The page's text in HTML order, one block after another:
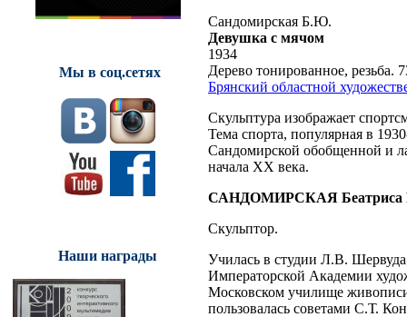
Мы в соц.сетях
Наши награды
Сандомирская Б.Ю.
Девушка с мячом
1934
Дерево тонированное, резьба.
Брянский областной
Скульптура изображает
Тема спорта, популярная в
Сандомирской обобщенной и
начала ХХ века.
САНДОМИРСКАЯ Беатриса
Скульптор.
Училась в студии Л.В.
Императорской Академии
Московском училище
пользовалась советами С.Т.